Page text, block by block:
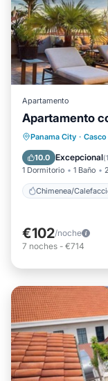
Apartamento
Apartamento
Panama City ·
10.0 Excepcional(
1 Dormitorio 1 Baño
Chimenea/
Balcón/
€102/noche
7 noches - €714